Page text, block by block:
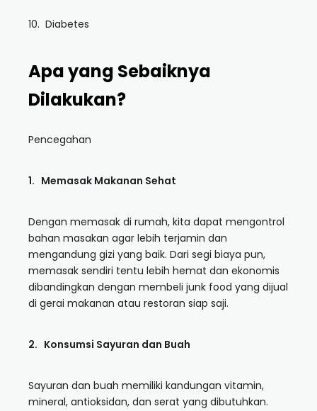
10. Diabetes
Apa yang Sebaiknya
Dilakukan?
Pencegahan
1. Memasak Makanan Sehat
Dengan memasak di rumah, kita dapat mengontrol
bahan masakan agar lebih terjamin dan
mengandung gizi yang baik. Dari segi biaya pun,
memasak sendiri tentu lebih hemat dan ekonomis
dibandingkan dengan membeli junk food yang dijual
di gerai makanan atau restoran siap saji.
2. Konsumsi Sayuran dan Buah
Sayuran dan buah memiliki kandungan vitamin,
mineral, antioksidan, dan serat yang dibutuhkan.